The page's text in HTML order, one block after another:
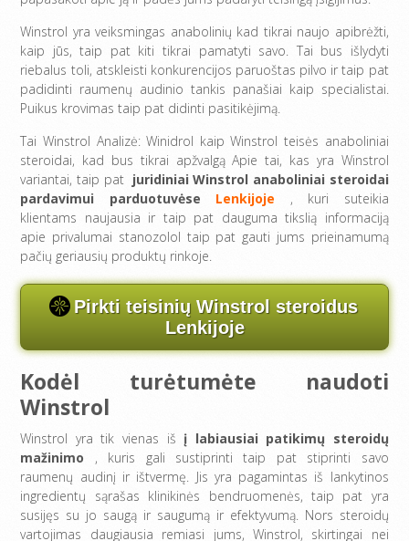
Winstrol yra veiksmingas anabolinių kad tikrai naujo apibrėžti,
kaip jūs, taip pat kiti tikrai pamatyti savo. Tai bus išlydyti
riebalus toli, atskleisti konkurencijos paruoštas pilvo ir taip pat
padidinti raumenų audinio tankis panašiai kaip specialistai.
Puikus krovimas taip pat didinti pasitikėjimą.
Tai Winstrol Analizė: Winidrol kaip Winstrol teisės anaboliniai
steroidai, kad bus tikrai apžvalgą Apie tai, kas yra Winstrol
variantai, taip pat juridiniai Winstrol anaboliniai steroidai
pardavimui parduotuvėse Lenkijoje , kuri suteikia
klientams naujausia ir taip pat dauguma tikslią informaciją
apie privalumai stanozolol taip pat gauti jums prieinamumą
pačių geriausių produktų rinkoje.
Pirkti teisinių Winstrol steroidus
Lenkijoje
Kodėl turėtumėte naudoti
Winstrol
Winstrol yra tik vienas iš į labiausiai patikimų steroidų
mažinimo , kuris gali sustiprinti taip pat stiprinti savo
raumenų audinį ir ištvermę. Jis yra pagamintas iš lankytinos
ingredientų sąrašas klinikinės bendruomenės, taip pat yra
susijęs su jo saugą ir saugumą ir efektyvumą. Nors steroidų
vartojimas daugiausia remiasi jums, Winstrol, skirtingai nei